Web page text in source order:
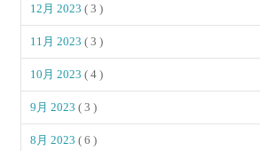
12月 2023( 3 )
11月 2023( 3 )
10月 2023( 4 )
9月 2023( 3 )
8月 2023( 6 )